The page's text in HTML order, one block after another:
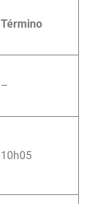
Término
–
10h05